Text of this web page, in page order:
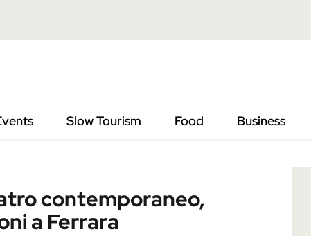
Slow Tourism Food Business
performance e nuove visioni a Ferrara
contemporaneo,
a Ferrara